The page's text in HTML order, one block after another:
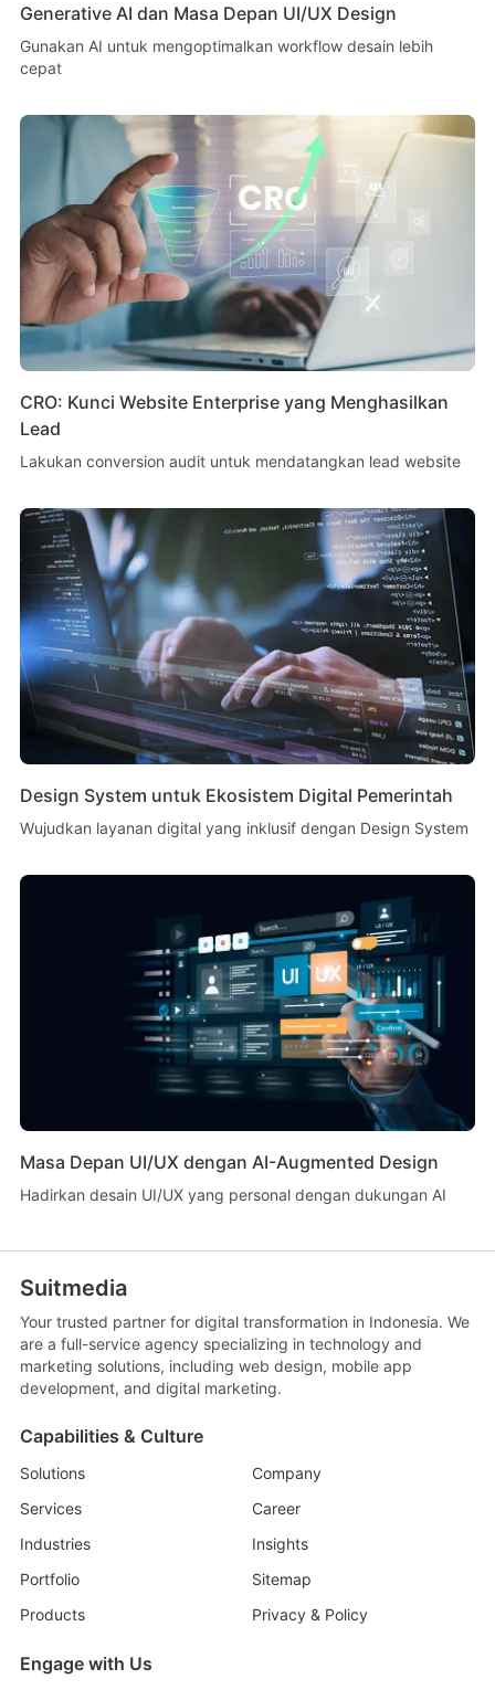
Generative AI dan Masa Depan UI/UX Design
Gunakan AI untuk mengoptimalkan workflow desain lebih
cepat
CRO: Kunci Website Enterprise yang Menghasilkan
Lead
Lakukan conversion audit untuk mendatangkan lead website
Design System untuk Ekosistem Digital Pemerintah
Wujudkan layanan digital yang inklusif dengan Design System
Masa Depan UI/UX dengan AI-Augmented Design
Hadirkan desain UI/UX yang personal dengan dukungan AI
Suitmedia
Your trusted partner for digital transformation in Indonesia. We
are a full-service agency specializing in technology and
marketing solutions, including web design, mobile app
development, and digital marketing.
Capabilities & Culture
Solutions
Company
Services
Career
Industries
Insights
Portfolio
Sitemap
Products
Privacy & Policy
Engage with Us